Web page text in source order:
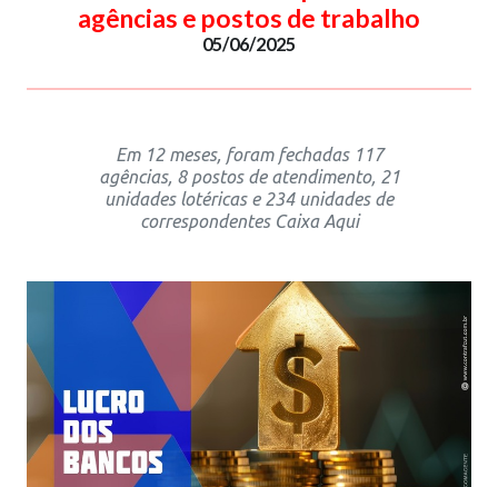
agências e postos de trabalho
05/06/2025
Em 12 meses, foram fechadas 117
agências, 8 postos de atendimento, 21
unidades lotéricas e 234 unidades de
correspondentes Caixa Aqui